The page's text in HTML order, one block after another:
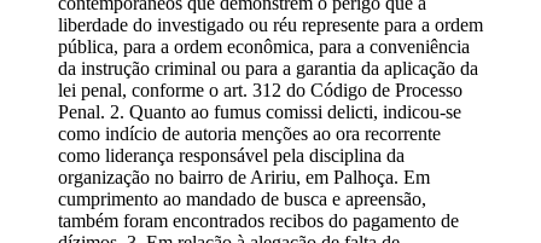
liberdade do investigado ou réu represente para a ordem
pública, para a ordem econômica, para a conveniência
da instrução criminal ou para a garantia da aplicação da
lei penal, conforme o art. 312 do Código de Processo
Penal. 2. Quanto ao fumus comissi delicti, indicou-se
como indício de autoria menções ao ora recorrente
como liderança responsável pela disciplina da
organização no bairro de Aririu, em Palhoça. Em
cumprimento ao mandado de busca e apreensão,
também foram encontrados recibos do pagamento de